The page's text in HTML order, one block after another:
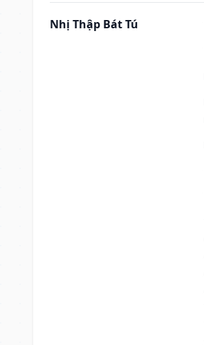
Nhị Thập Bát Tú